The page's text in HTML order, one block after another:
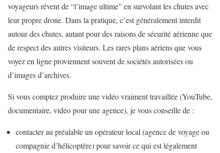
voyageurs rêvent de “l’image ultime” en survolant les chutes avec
leur propre drone. Dans la pratique, c’est généralement interdit
autour des chutes, autant pour des raisons de sécurité aérienne que
de respect des autres visiteurs. Les rares plans aériens que vous
voyez en ligne proviennent souvent de sociétés autorisées ou
d’images d’archives.
Si vous comptez produire une vidéo vraiment travaillée (YouTube,
documentaire, vidéo pour une agence), je vous conseille de :
contacter au préalable un opérateur local (agence de voyage ou
compagnie d’hélicoptère) pour savoir ce qui est légalement